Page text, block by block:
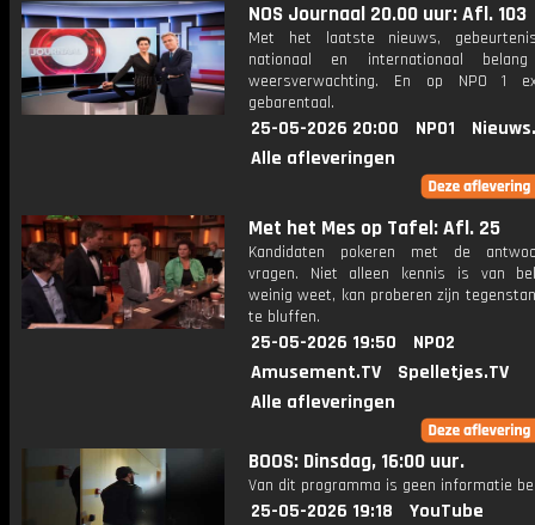
NOS Journaal 20.00 uur: Afl. 103
Met het laatste nieuws,
nationaal en internationaal
weersverwachting. En op NPO 1
gebarentaal.
25-05-2026 20:00 NPO1
Alle afleveringen
Met het Mes op Tafel: Afl. 25
Kandidaten pokeren met de
vragen. Niet alleen kennis is van
weinig weet, kan proberen zijn
te bluffen.
25-05-2026 19:50
NPO2
Amusement.TV
Spelletjes.TV
Alle afleveringen
BOOS: Dinsdag, 16:00 uur.
Van dit programma is geen informatie
25-05-2026 19:18
YouTube